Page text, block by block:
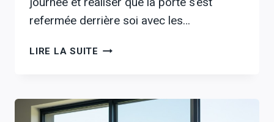
refermée derrière soi avec les…
LIRE LA SUITE PORTE
: